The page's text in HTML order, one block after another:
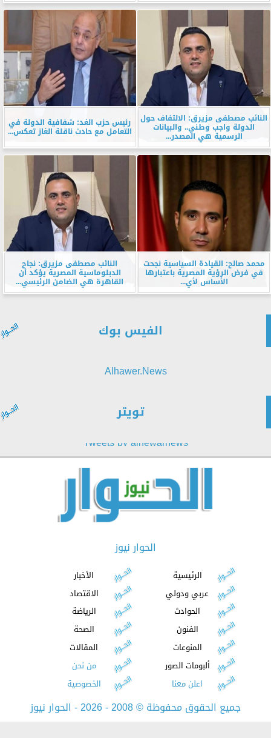
النائب مصطفى مزيرق: الالتفاف حول
الدولة واجب وطني.. والبيانات
الرسمية هي المصدر...
رئيس حزب الغد: شفافية الدولة في
التعامل مع حادث ناقلة الغاز تعكس...
محمد صالح: القيادة السياسية نجحت
في فرض الرؤية المصرية باعتبارها
الأساس لأي...
النائب مصطفى مزيرق: نجاح
الدبلوماسية المصرية يؤكد أن
القاهرة هي الضامن الرئيسي...
الفيس بوك
Alhawer.News
تويتر
Tweets by alhewarnews
الحوار نيوز
الرئيسية
الأخبار
عربي ودولي
الاقتصاد
الحوادث
الرياضة
الفنون
الصحة
المنوعات
المقالات
ألبومات الصور
من نحن
اعلن معنا
الخصوصية
جميع الحقوق محفوظة©